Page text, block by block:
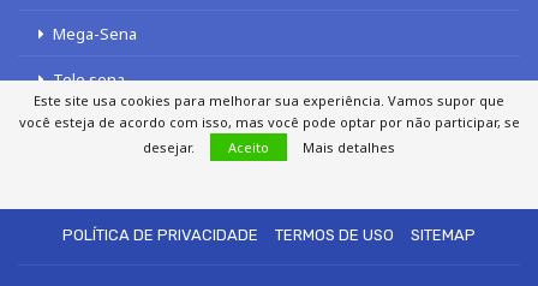
Mega-Sena
Tele sena
POLÍTICA DE PRIVACIDADE
TERMOS DE USO SITEMAP
Este site usa cookies para melhorar sua experiência. Vamos supor que
você esteja de acordo com isso, mas você pode optar por não participar, se
desejar.
Aceito Mais detalhes